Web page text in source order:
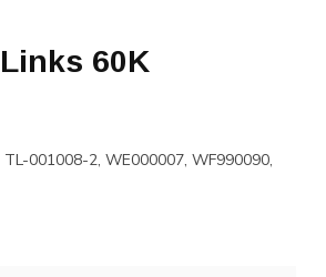
60K
001008-2, WE000007, WF990090,